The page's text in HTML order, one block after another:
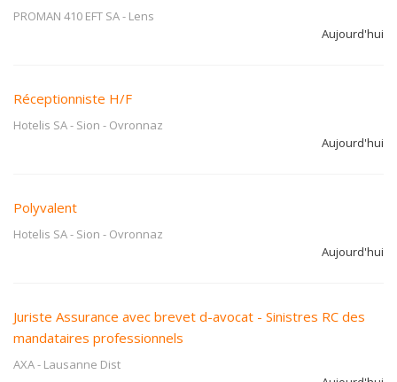
PROMAN 410 EFT SA- Lens
Aujourd'hui
Réceptionniste H/F
Hotelis SA - Sion - Ovronnaz
Aujourd'hui
Polyvalent
Hotelis SA - Sion - Ovronnaz
Aujourd'hui
Juriste Assurance avec brevet d-avocat - Sinistres RC des
mandataires professionnels
AXA- Lausanne Dist